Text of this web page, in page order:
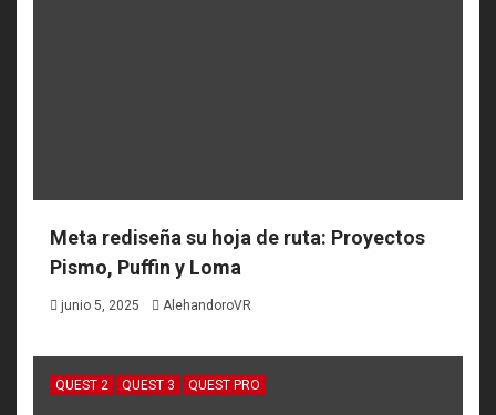
Meta rediseña su hoja de ruta: Proyectos
Pismo, Puffin y Loma
junio 5, 2025 AlehandoroVR
QUEST 2 QUEST 3 QUEST PRO